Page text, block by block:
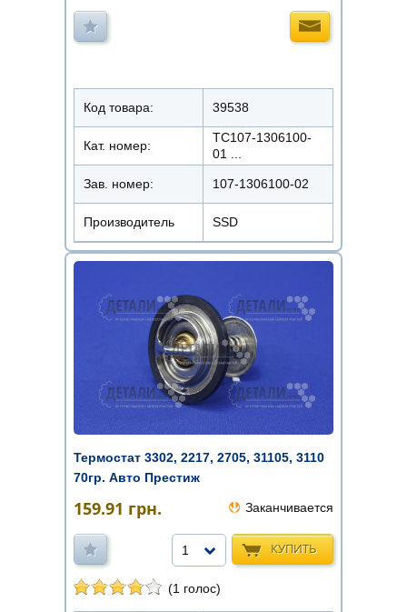
Код товара: 39538
Кат. номер:
ТС107-1306100-
01 ...
Зав. номер: 107-1306100-02
Производитель SSD
Термостат 3302, 2217, 2705, 31105, 3110
70гр. Авто Престиж
159.91 грн. Заканчивается
КУПИТЬ
1
(1 голос)